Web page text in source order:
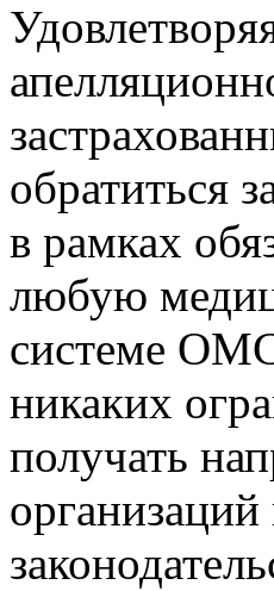
обратиться
в рамках
любую
системе
никаких
получать